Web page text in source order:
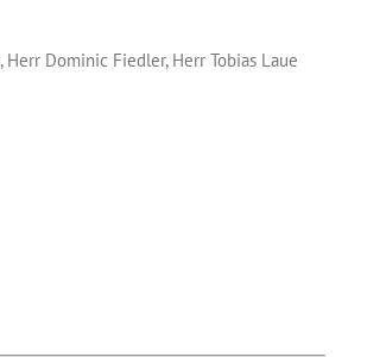
, Herr Dominic Fiedler, Herr Tobias Laue